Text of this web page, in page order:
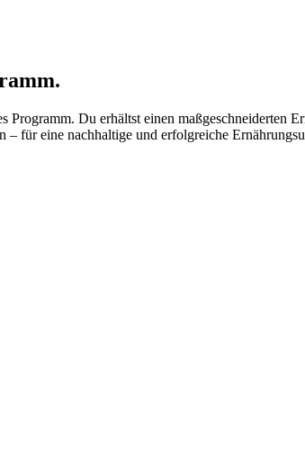
Du erhältst einen maßgeschneiderten
– für eine nachhaltige und erfolgreiche